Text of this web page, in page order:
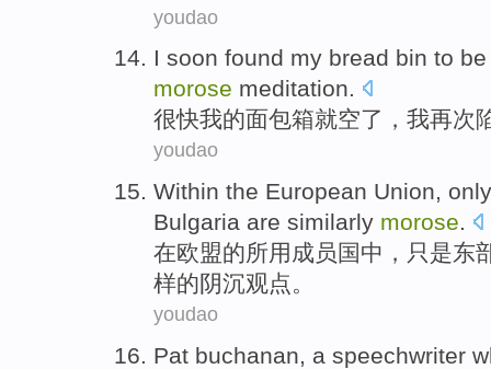
youdao
I soon found my bread bin to be
morose meditation.
很快我的面包箱就空了， 我再次
youdao
Within the European Union, only
Bulgaria are similarly morose.
在欧盟的所用成员国中， 只是东
样的阴沉观点。
youdao
Pat buchanan, a speechwriter